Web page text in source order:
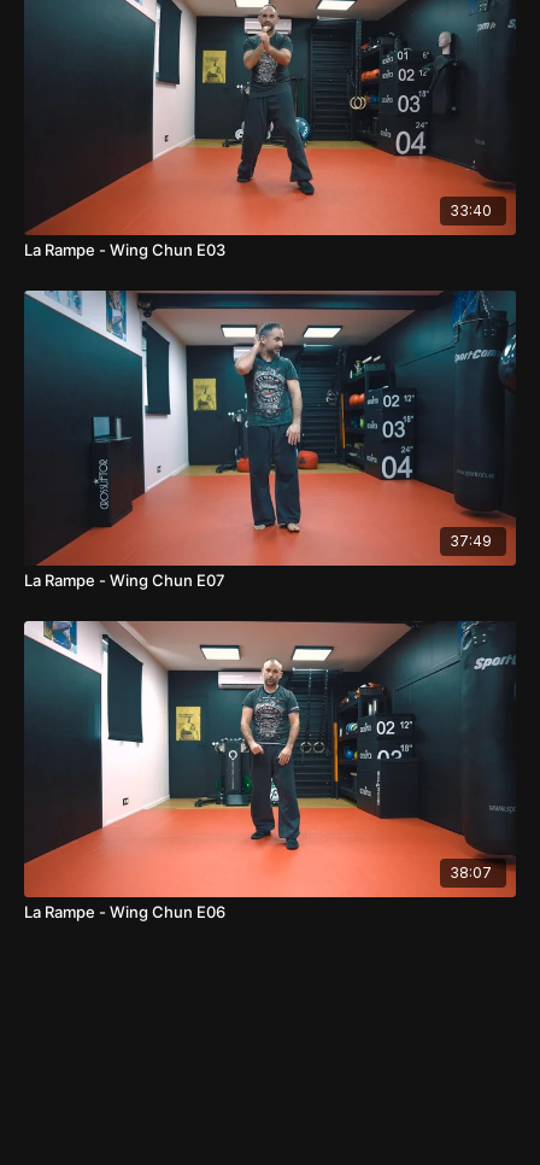
33:40
La Rampe - Wing Chun E03
37:49
La Rampe - Wing Chun E07
38:07
La Rampe - Wing Chun E06